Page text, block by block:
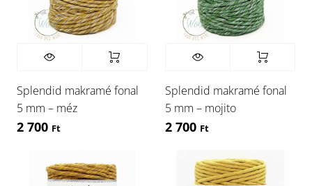
Splendid makramé fonal
5 mm – méz
2 700 Ft
Splendid makramé fonal
5 mm – mojito
2 700 Ft